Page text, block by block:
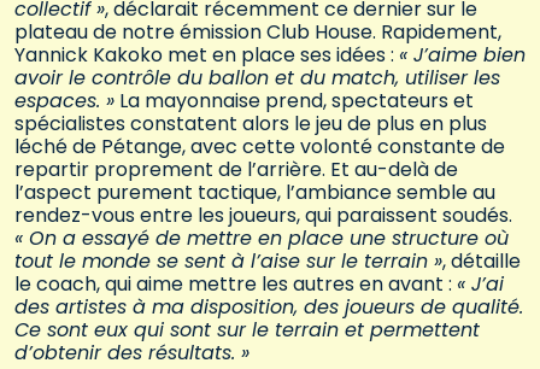
collectif », déclarait récemment ce dernier sur le
plateau de notre émission Club House. Rapidement,
Yannick Kakoko met en place ses idées : « J’aime bien
avoir le contrôle du ballon et du match, utiliserles
espaces. » La mayonnaise prend, spectateurs et
spécialistes constatent alors le jeu de plus en plus
léché de Pétange, avec cette volonté constante de
repartir proprement de l’arrière. Et au-delà de
l’aspect purement tactique, l’ambiance semble au
rendez-vous entre les joueurs, qui paraissent soudés.
« On a essayé de mettre en place une structure où
tout le monde se sent à l’aise sur le terrain », détaille
le coach, qui aime mettre les autres en avant : « J’ai
des artistes à ma disposition, des joueurs de qualité.
Ce sont eux qui sont sur le terrain et permettent
d’obtenir des résultats. »